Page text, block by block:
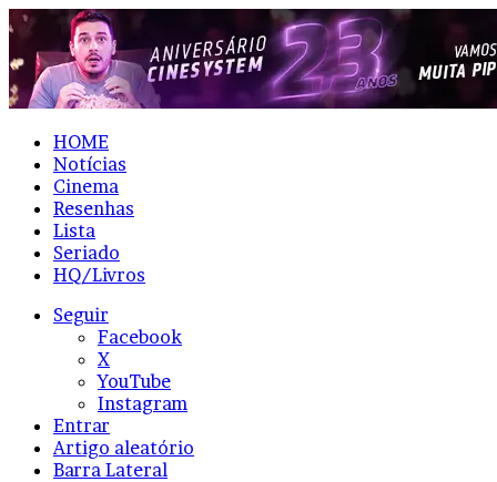
HOME
Notícias
Cinema
Resenhas
Lista
Seriado
HQ/Livros
Seguir
Facebook
X
YouTube
Instagram
Entrar
Artigo aleatório
Barra Lateral